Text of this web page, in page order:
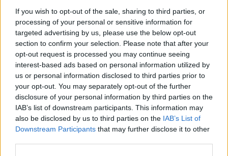
If you wish to opt-out of the sale, sharing to third parties, or
processing of your personal or sensitive information for
targeted advertising by us, please use the below opt-out
section to confirm your selection. Please note that after your
opt-out request is processed you may continue seeing
interest-based ads based on personal information utilized by
us or personal information disclosed to third parties prior to
your opt-out. You may separately opt-out of the further
disclosure of your personal information by third parties on the
IAB’s list of downstream participants. This information may
also be disclosed by us to third parties on the IAB’s List of
Downstream Participants that may further disclose it to other
sokkal jobban illik a kész filmhez a korábban
leírtaknál.)